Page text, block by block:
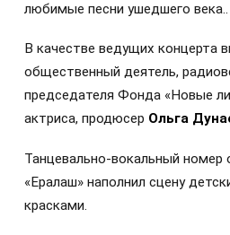
любимые песни ушедшего века..
В качестве ведущих концерта
общественный деятель,
председателя Фонда «Новые
актриса, продюсер Ольга
Танцевально-вокальный номер
«Ералаш» наполнил сцену
красками.